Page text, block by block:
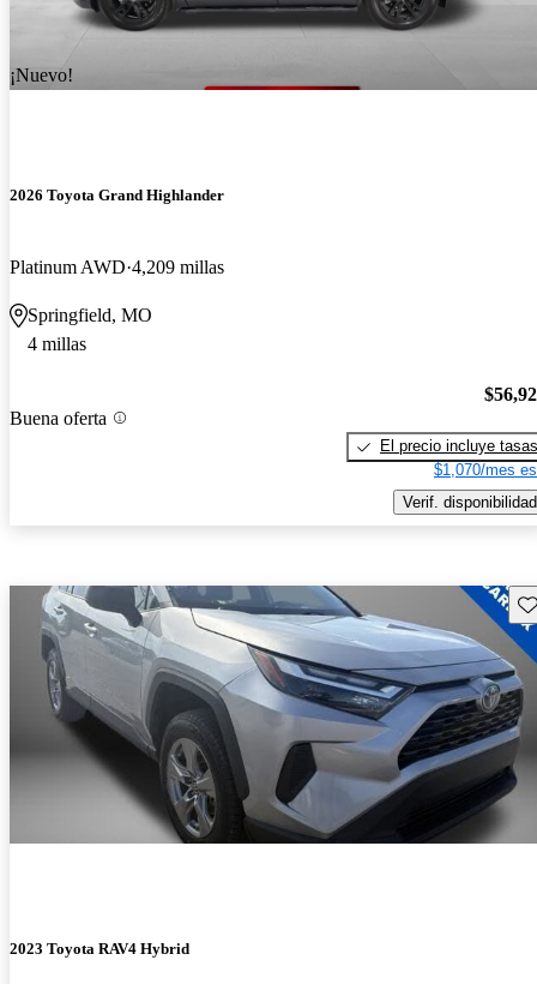
¡Nuevo!
2026 Toyota Grand Highlander
Platinum AWD 4,209 millas
Springfield, MO
4 millas
Buena oferta
El precio incluye tasas
$1,070/mes
Verif. disponibilidad
2023 Toyota RAV4 Hybrid